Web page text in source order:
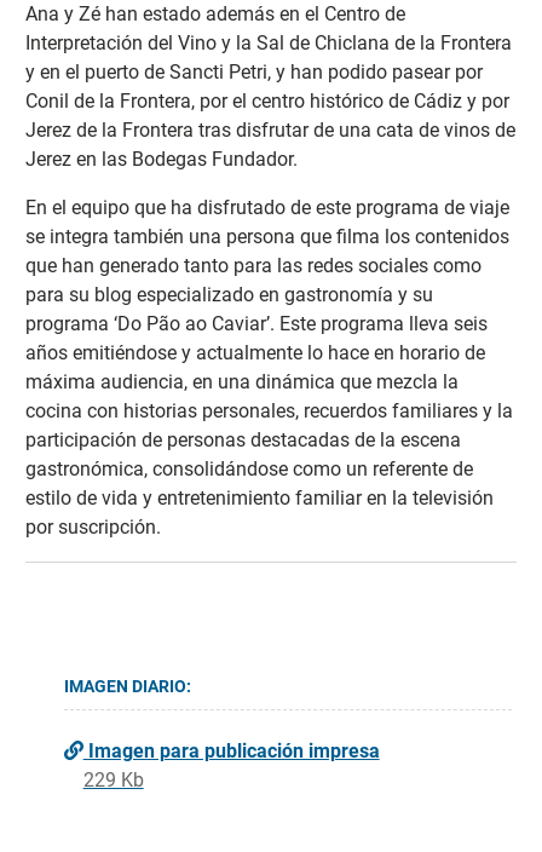
Ana y Zé han estado además en el Centro de
Interpretación del Vino y la Sal de Chiclana de la Frontera
y en el puerto de Sancti Petri, y han podido pasear por
Conil de la Frontera, por el centro histórico de Cádiz y por
Jerez de la Frontera tras disfrutar de una cata de vinos de
Jerez en las Bodegas Fundador.
En el equipo que ha disfrutado de este programa de viaje
se integra también una persona que filma los contenidos
que han generado tanto para las redes sociales como
para su blog especializado en gastronomía y su
programa ‘Do Pão ao Caviar’. Este programa lleva seis
años emitiéndose y actualmente lo hace en horario de
máxima audiencia, en una dinámica que mezcla la
cocina con historias personales, recuerdos familiares y la
participación de personas destacadas de la escena
gastronómica, consolidándose como un referente de
estilo de vida y entretenimiento familiar en la televisión
por suscripción.
IMAGEN DIARIO:
Imagen para publicación impresa
229 Kb